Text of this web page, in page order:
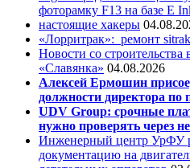
фоторамку F13 на базе E
настоящие хакеры
«Лорритрак»: ремонт
Новости со строительства
«Славянка» 04.08.2026
Алексей Ермошин
должности директора по
UDV Group: срочные
нужно проверять через
Инженерный центр УрФУ
документацию на